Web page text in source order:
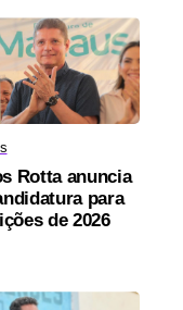
Rotta anuncia
para
de 2026